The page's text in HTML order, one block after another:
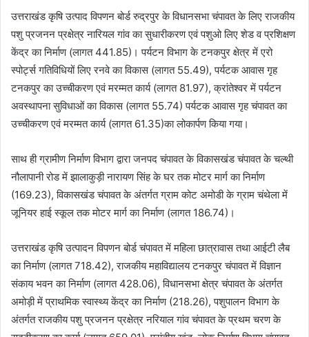
उत्तराखंड कृषि उत्पाद विपणन बोर्ड रुद्रपुर के विधानसभा चंपावत के लिए राजकीय
पशु प्रजनन प्रक्षेत्र नारियल गांव का सुधारीकरण एवं पशुओ लिए शेड व प्रशिक्षण
केंद्र का निर्माण (लागत 441.85)। पर्यटन विभाग के टनकपुर क्षेत्र में एरो
स्पोर्ट्स गतिविधियों लिए रनवे का विकास (लागत 55.49), पर्यटक आवास गृह
टनकपुर का उच्चीकरण एवं मरम्मत कार्य (लागत 81.97), क्रांतेश्वर में पर्यटन
अवस्थापना सुविधाओं का विकास (लागत 55.74) पर्यटक आवास गृह चंपावत का
उच्चीकरण एवं मरम्मत कार्य (लागत 61.35)का लोकार्पण किया गया।
साथ ही ग्रामीण निर्माण विभाग द्वारा जनपद चंपावत के विकासखंड चंपावत के चल्थी
नौलापानी रोड में झालाकुड़ी नारायण सिंह के घर तक मोटर मार्ग का निर्माण
(169.23), विकासखंड चंपावत के अंतर्गत ग्राम कोट अमोडी के ग्राम चंथेला में
जूनियर हाई स्कूल तक मोटर मार्ग का निर्माण (लागत 186.74)।
उत्तराखंड कृषि उत्पादन विपणन बोर्ड चंपावत में महिला छात्रावास तथा आईटी लैब
का निर्माण (लागत 718.42), राजकीय महाविद्यालय टनकपुर चंपावत में विज्ञान
संकाय भवन का निर्माण (लागत 428.06), विधानसभा क्षेत्र चंपावत के अंतर्गत
अमोड़ी में प्राथमिक स्वास्थ्य केंद्र का निर्माण (218.26), पशुपालन विभाग के
अंतर्गत राजकीय पशु प्रजनन प्रक्षेत्र नरियाल गांव चंपावत के प्रथम चरण के